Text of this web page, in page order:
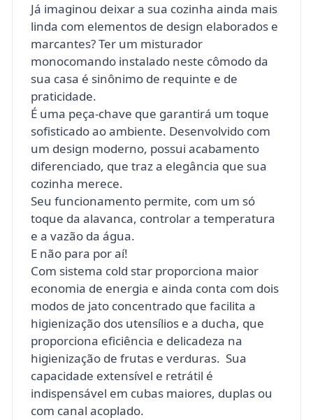
Já imaginou deixar a sua cozinha ainda mais
linda com elementos de design elaborados e
marcantes? Ter um misturador
monocomando instalado neste cômodo da
sua casa é sinônimo de requinte e de
praticidade.
É uma peça-chave que garantirá um toque
sofisticado ao ambiente. Desenvolvido com
um design moderno, possui acabamento
diferenciado, que traz a elegância que sua
cozinha merece.
Seu funcionamento permite, com um só
toque da alavanca, controlar a temperatura
e a vazão da água.
E não para por aí!
Com sistema cold star proporciona maior
economia de energia e ainda conta com dois
modos de jato concentrado que facilita a
higienização dos utensílios e a ducha, que
proporciona eficiência e delicadeza na
higienização de frutas e verduras. Sua
capacidade extensível e retrátil é
indispensável em cubas maiores, duplas ou
com canal acoplado.